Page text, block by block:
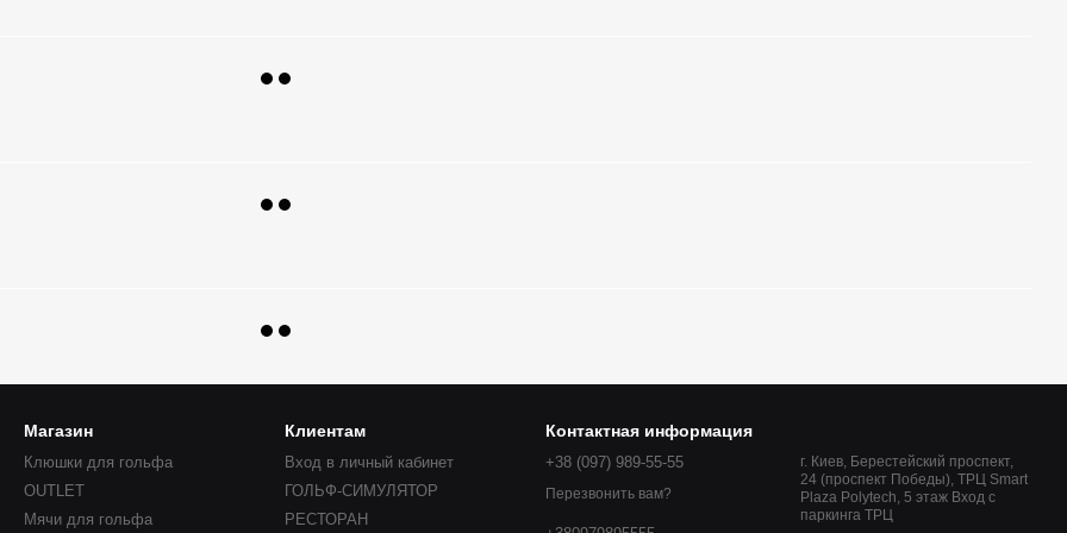
Магазин
Клюшки для гольфа
OUTLET
Мячи для гольфа
Клиентам
Вход в личный кабинет
ГОЛЬФ-СИМУЛЯТОР
РЕСТОРАН
Контактная информация
+38 (097) 989-55-55
Перезвонить вам?
г. Киев, Берестейский проспект,
24 (проспект Победы), ТРЦ Smart
Plaza Polytech, 5 этаж Вход с
паркинга ТРЦ